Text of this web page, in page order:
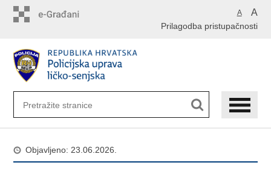
A A
Prilagodba pristupačnosti
Objavljeno: 23.06.2026.